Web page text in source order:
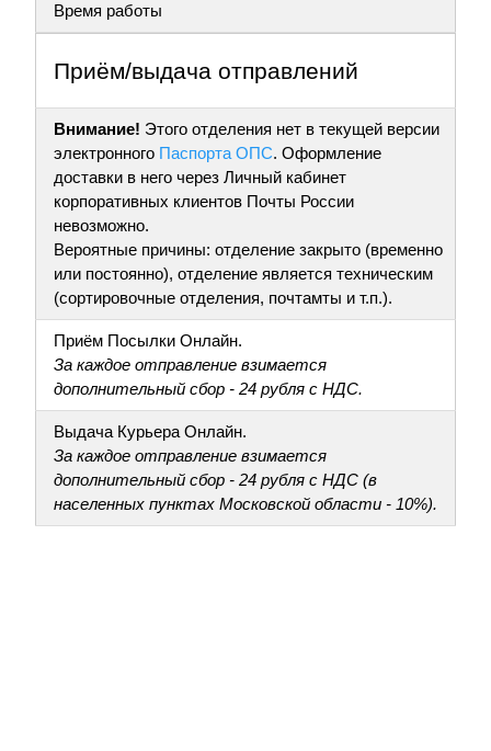
Время работы
Приём/выдача отправлений
Внимание! Этого отделения нет в текущей версии
электронного Паспорта ОПС. Оформление
доставки в него через Личный кабинет
корпоративных клиентов Почты России
невозможно.
Вероятные причины: отделение закрыто (временно
или постоянно), отделение является техническим
(сортировочные отделения, почтамты и т.п.).
Приём Посылки Онлайн.
За каждое отправление взимается
дополнительный сбор - 24 рубля с НДС.
Выдача Курьера Онлайн.
За каждое отправление взимается
дополнительный сбор - 24 рубля с НДС (в
населенных пунктах Московской области - 10%).